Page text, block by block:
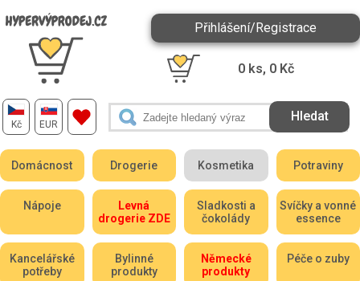
Kč EUR
Přihlášení/Registrace
0 ks, 0 Kč
Domácnost Drogerie Kosmetika Potraviny
Nápoje
Levná
drogerie ZDE
Sladkosti a
čokolády
Svíčky a vonné
essence
Kancelářské
potřeby
Bylinné
produkty
Německé
produkty
Péče o zuby